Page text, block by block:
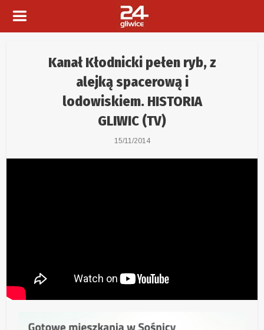
Kanał Kłodnicki pełen ryb, z
alejką spacerową i
lodowiskiem. HISTORIA
GLIWIC (TV)
15/11/2014